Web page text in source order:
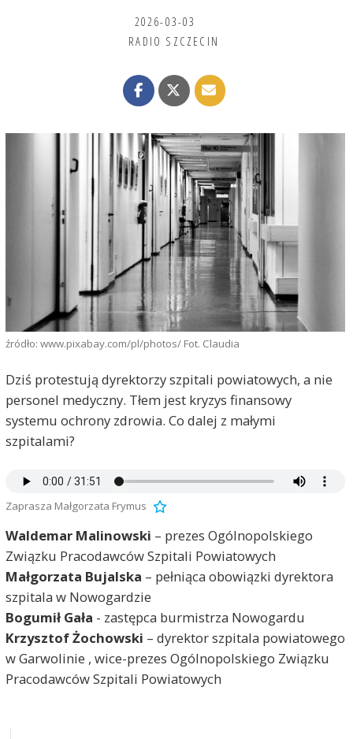
2026-03-03
RADIO SZCZECIN
źródło: www.pixabay.com/pl/photos/ Fot. Claudia
Dziś protestują dyrektorzy szpitali powiatowych, a nie
personel medyczny. Tłem jest kryzys finansowy
systemu ochrony zdrowia. Co dalej z małymi
szpitalami?
Zaprasza Małgorzata Frymus
Waldemar Malinowski – prezes Ogólnopolskiego
Związku Pracodawców Szpitali Powiatowych
Małgorzata Bujalska – pełniąca obowiązki dyrektora
szpitala w Nowogardzie
Bogumił Gała - zastępca burmistrza Nowogardu
Krzysztof Żochowski – dyrektor szpitala powiatowego
w Garwolinie , wice-prezes Ogólnopolskiego Związku
Pracodawców Szpitali Powiatowych